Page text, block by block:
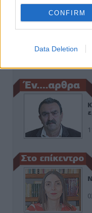
CONFIRM
Data Deletion